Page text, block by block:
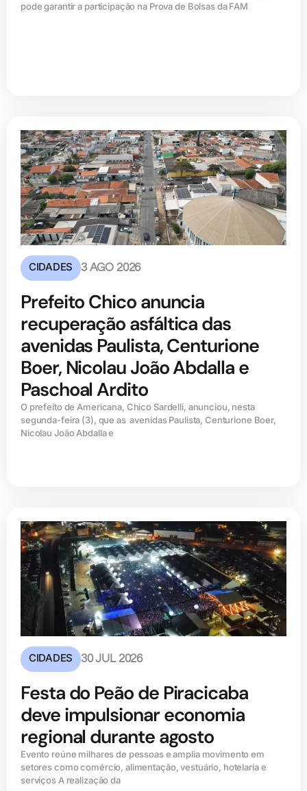
pode garantir a participação na Prova de Bolsas da FAM
CIDADES 3 AGO 2026
Prefeito Chico anuncia
recuperação asfáltica das
avenidas Paulista, Centurione
Boer, Nicolau João Abdalla e
Paschoal Ardito
O prefeito de Americana, Chico Sardelli, anunciou, nesta
segunda-feira (3), que as avenidas Paulista, Centurione Boer,
Nicolau João Abdalla e
CIDADES 30 JUL 2026
Festa do Peão de Piracicaba
deve impulsionar economia
regional durante agosto
Evento reúne milhares de pessoas e amplia movimento em
setores como comércio, alimentação, vestuário, hotelaria e
serviços A realização da